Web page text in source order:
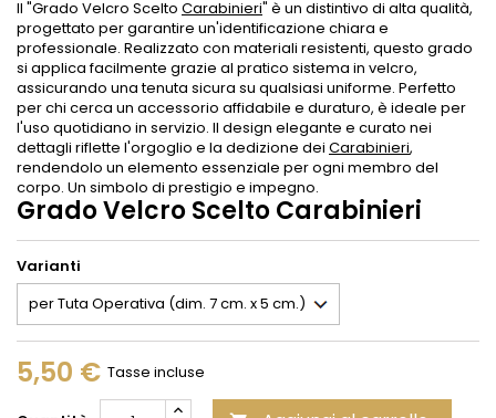
Il "Grado Velcro Scelto Carabinieri" è un distintivo di alta qualità,
progettato per garantire un'identificazione chiara e
professionale. Realizzato con materiali resistenti, questo grado
si applica facilmente grazie al pratico sistema in velcro,
assicurando una tenuta sicura su qualsiasi uniforme. Perfetto
per chi cerca un accessorio affidabile e duraturo, è ideale per
l'uso quotidiano in servizio. Il design elegante e curato nei
dettagli riflette l'orgoglio e la dedizione dei Carabinieri,
rendendolo un elemento essenziale per ogni membro del
corpo. Un simbolo di prestigio e impegno.
Grado Velcro Scelto Carabinieri
Varianti
5,50 € Tasse incluse